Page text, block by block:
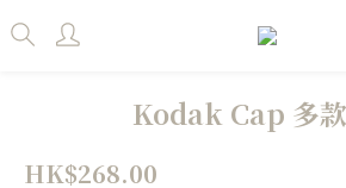
Kodak Cap 多
HK$268.00